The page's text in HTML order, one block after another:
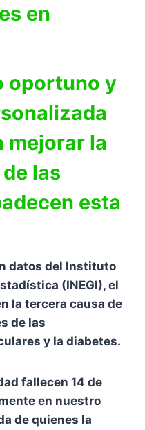
en
oportuno y
mejorar la
las
esta
datos del Instituto
(INEGI), el
la tercera causa de
de las
y la diabetes.
fallecen 14 de
en nuestro
de quienes la